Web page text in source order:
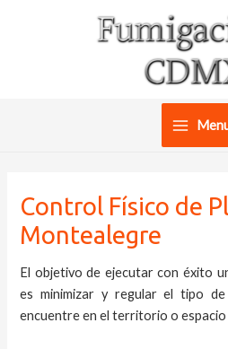
Main
Control Físico de
Montealegre
El objetivo de ejecutar con éxito
es minimizar y regular el tipo
encuentre en el territorio o espacio